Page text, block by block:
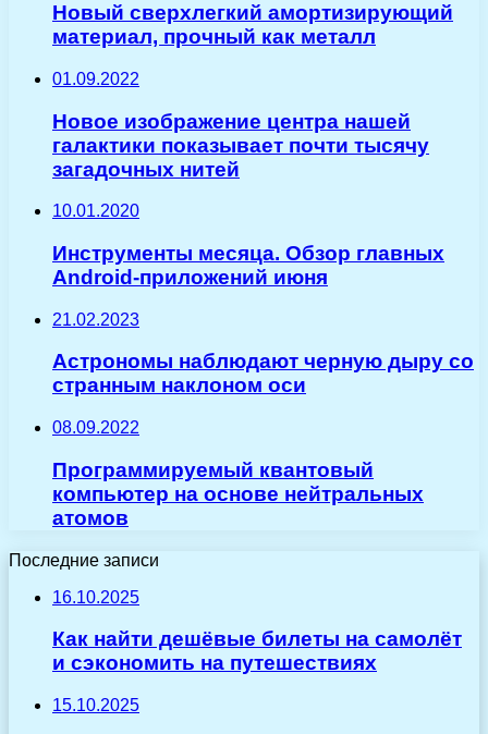
Новый сверхлегкий амортизирующий
материал, прочный как металл
01.09.2022
Новое изображение центра нашей
галактики показывает почти тысячу
загадочных нитей
10.01.2020
Инструменты месяца. Обзор главных
Android-приложений июня
21.02.2023
Астрономы наблюдают черную дыру со
странным наклоном оси
08.09.2022
Программируемый квантовый
компьютер на основе нейтральных
атомов
Последние записи
16.10.2025
Как найти дешёвые билеты на самолёт
и сэкономить на путешествиях
15.10.2025